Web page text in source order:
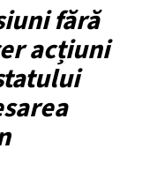
fără
acțiuni